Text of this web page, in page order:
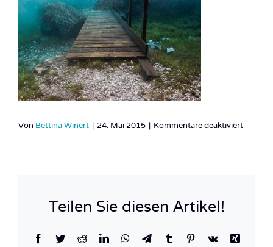
Von Bettina Winert | 24. Mai 2015 | Kommentare deaktiviertfür
Teilen Sie diesen Artikel!
Facebook
TwitterRedditLinkedInWhatsApp
TelegramTumblrPinterest
Vk
Xing